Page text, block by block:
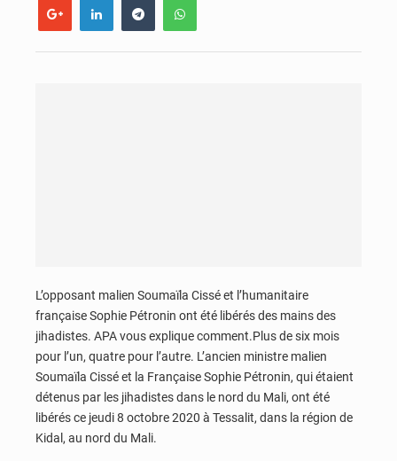
L’opposant malien Soumaïla Cissé et l’humanitaire
française Sophie Pétronin ont été libérés des mains des
jihadistes. APA vous explique comment.Plus de six mois
pour l’un, quatre pour l’autre. L’ancien ministre malien
Soumaïla Cissé et la Française Sophie Pétronin, qui étaient
détenus par les jihadistes dans le nord du Mali, ont été
libérés ce jeudi 8 octobre 2020 à Tessalit, dans la région de
Kidal, au nord du Mali.